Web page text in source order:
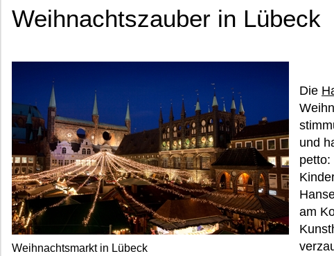
Weihnachtszauber in Lübeck
Weihnachtsmarkt in Lübeck
Die
und
petto:
am